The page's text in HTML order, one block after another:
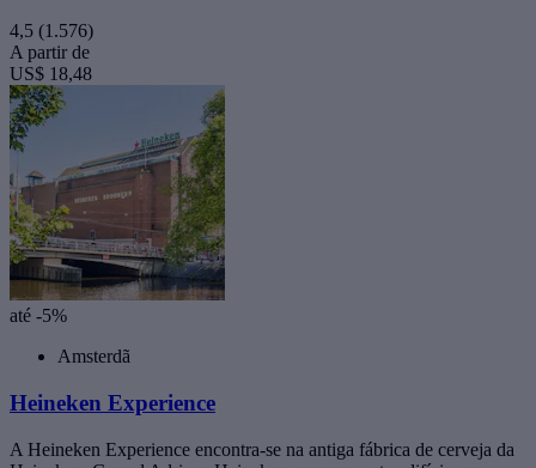
4,5 (1.576)
A partir de
US$ 18,48
até -5%
Amsterdã
Heineken Experience
A Heineken Experience encontra-se na antiga fábrica de cerveja da